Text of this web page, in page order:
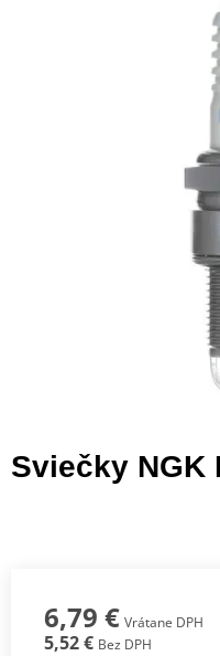
Sviečky NGK
6,79 € Vrátane DPH
5,52 € Bez DPH